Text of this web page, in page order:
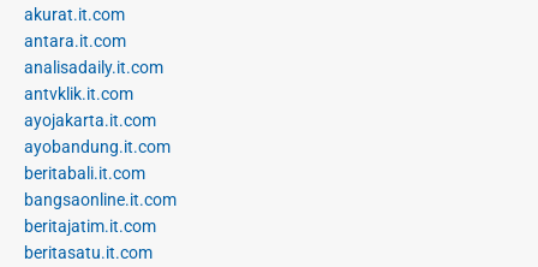
akurat.it.com
antara.it.com
analisadaily.it.com
antvklik.it.com
ayojakarta.it.com
ayobandung.it.com
beritabali.it.com
bangsaonline.it.com
beritajatim.it.com
beritasatu.it.com